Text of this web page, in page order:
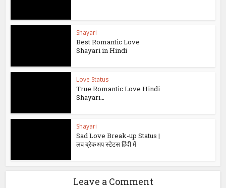
Shayari
Best Romantic Love
Shayari in Hindi
Love Status
True Romantic Love Hindi
Shayari…
Shayari
Sad Love Break-up Status |
लव ब्रेकअप स्टेटस हिंदी में
Leave a Comment